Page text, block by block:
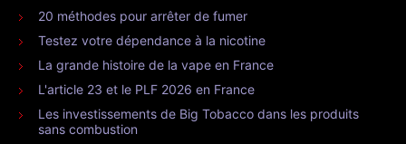
20 méthodes pour arrêter de fumer
Testez votre dépendance à la nicotine
La grande histoire de la vape en France
L'article 23 et le PLF 2026 en France
Les investissements de Big Tobacco dans les produits
sans combustion